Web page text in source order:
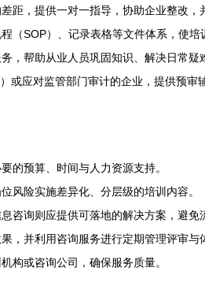
，提供一对一指导，协助企业整改，
SOP）、记录表格等文件体系，使培
帮助从业人员巩固知识、解决日常疑
应对监管部门审计的企业，提供预审
的预算、时间与人力资源支持。
风险实施差异化、分层级的培训内容。
咨询则应提供可落地的解决方案，避免
并利用咨询服务进行定期管理评审与
构或咨询公司，确保服务质量。